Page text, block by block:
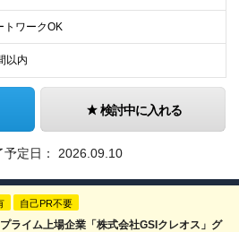
トワークOK
以内
検討中に入れる
定日： 2026.09.10
自己PR不要
ライム上場企業「株式会社GSIクレオス」グ